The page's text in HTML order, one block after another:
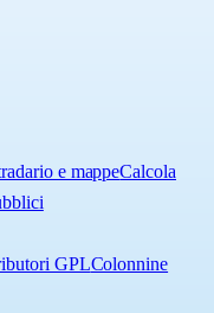
e mappeCalcola
GPLColonnine